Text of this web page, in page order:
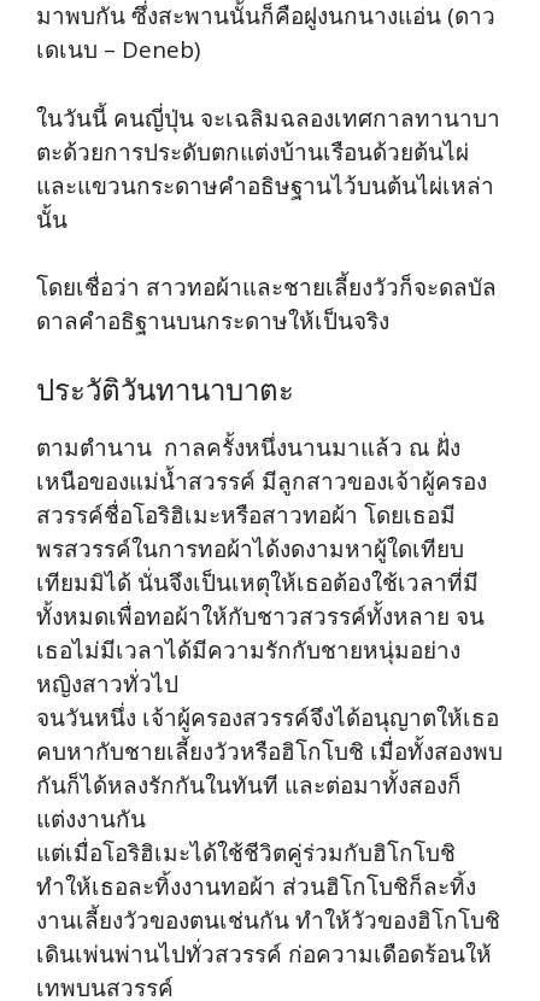
มาพบกัน ซึ่งสะพานนั้นก็คือฝูงนกนางแอ่น (ดาว
เดเนบ – Deneb)
ในวันนี้ คนญี่ปุ่น จะเฉลิมฉลองเทศกาลทานาบา
ตะด้วยการประดับตกแต่งบ้านเรือนด้วยต้นไผ่
และแขวนกระดาษคำอธิษฐานไว้บนต้นไผ่เหล่า
นั้น
โดยเชื่อว่า สาวทอผ้าและชายเลี้ยงวัวก็จะดลบัล
ดาลคำอธิฐานบนกระดาษให้เป็นจริง
ประวัติวันทานาบาตะ
ตามตำนาน กาลครั้งหนึ่งนานมาแล้ว ณ ฝั่ง
เหนือของแม่น้ำสวรรค์ มีลูกสาวของเจ้าผู้ครอง
สวรรค์ชื่อโอริฮิเมะหรือสาวทอผ้า โดยเธอมี
พรสวรรค์ในการทอผ้าได้งดงามหาผู้ใดเทียบ
เทียมมิได้ นั่นจึงเป็นเหตุให้เธอต้องใช้เวลาที่มี
ทั้งหมดเพื่อทอผ้าให้กับชาวสวรรค์ทั้งหลาย จน
เธอไม่มีเวลาได้มีความรักกับชายหนุ่มอย่าง
หญิงสาวทั่วไป
จนวันหนึ่ง เจ้าผู้ครองสวรรค์จึงได้อนุญาตให้เธอ
คบหากับชายเลี้ยงวัวหรือฮิโกโบชิ เมื่อทั้งสองพบ
กันก็ได้หลงรักกันในทันที และต่อมาทั้งสองก็
แต่งงานกัน
แต่เมื่อโอริฮิเมะได้ใช้ชีวิตคู่ร่วมกับฮิโกโบชิ
ทำให้เธอละทิ้งงานทอผ้า ส่วนฮิโกโบชิก็ละทิ้ง
งานเลี้ยงวัวของตนเช่นกัน ทำให้วัวของฮิโกโบชิ
เดินเพ่นพ่านไปทั่วสวรรค์ ก่อความเดือดร้อนให้
เทพบนสวรรค์